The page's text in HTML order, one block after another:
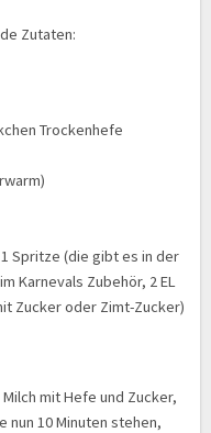
Zutaten:
Trockenhefe
1 Spritze (die gibt es in der
Karnevals Zubehör, 2 EL
Zucker oder Zimt-Zucker)
mit Hefe und Zucker,
nun 10 Minuten stehen,